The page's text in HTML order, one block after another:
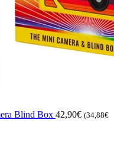
Blind Box 42,90€ (34,88€